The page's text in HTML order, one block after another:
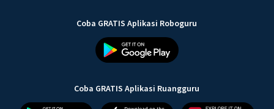
Coba GRATIS Aplikasi Roboguru
Coba GRATIS Aplikasi Ruangguru